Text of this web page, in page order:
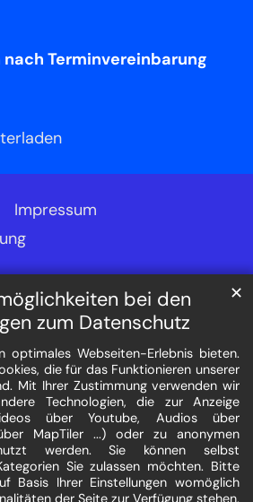
bei den
zum Datenschutz
optimales Webseiten-Erlebnis bieten.
die für das Funktionieren unserer
Mit Ihrer Zustimmung verwenden wir
Technologien, die zur Anzeige
über Youtube, Audios über
MapTiler ...) oder zu anonymen
werden. Sie können selbst
Sie zulassen möchten. Bitte
Basis Ihrer Einstellungen womöglich
der Seite zur Verfügung stehen.
✕
Terminvereinbarung
Impressum